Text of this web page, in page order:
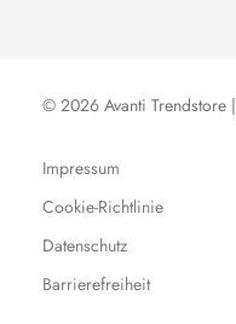
© 2026 Avanti Trendstore |
Impressum
Cookie-Richtlinie
Datenschutz
Barrierefreiheit